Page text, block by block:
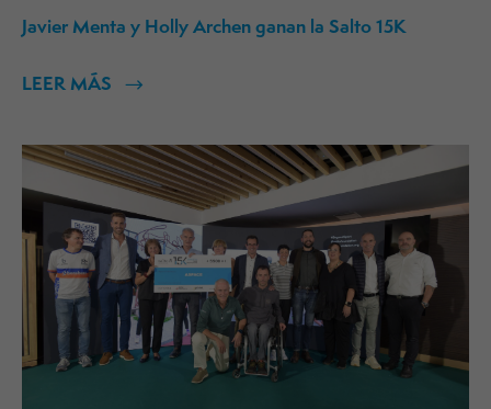
Javier Menta y Holly Archen ganan la Salto 15K
LEER MÁS